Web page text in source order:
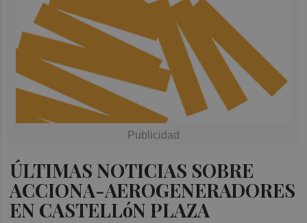
ÚLTIMAS NOTICIAS SOBRE
ACCIONA-AEROGENERADORES
EN CASTELLóN PLAZA